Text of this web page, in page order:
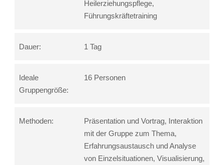
Heilerziehungspflege,
Führungskräftetraining
Dauer: 1 Tag
Ideale
Gruppengröße:
16 Personen
Methoden:
Präsentation und Vortrag, Interaktion
mit der Gruppe zum Thema,
Erfahrungsaustausch und Analyse
von Einzelsituationen, Visualisierung,